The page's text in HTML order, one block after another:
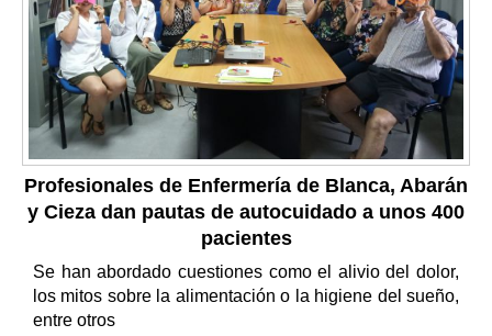
Profesionales de Enfermería de Blanca, Abarán
y Cieza dan pautas de autocuidado a unos 400
pacientes
Se han abordado cuestiones como el alivio del dolor,
los mitos sobre la alimentación o la higiene del sueño,
entre otros